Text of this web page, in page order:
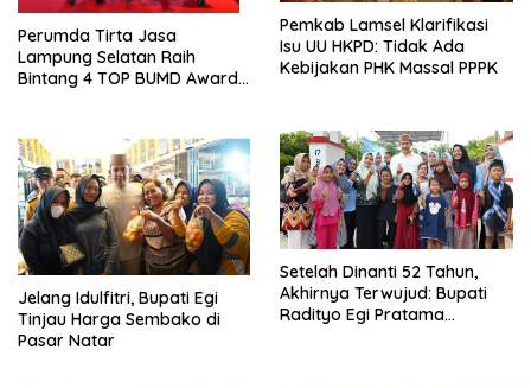
Perumda Tirta Jasa
Lampung Selatan Raih
Bintang 4 TOP BUMD Awards
Pemkab Lamsel Klarifikasi
Isu UU HKPD: Tidak Ada
Kebijakan PHK Massal PPPK
Jelang Idulfitri, Bupati Egi
Tinjau Harga Sembako di
Pasar Natar
Setelah Dinanti 52 Tahun,
Akhirnya Terwujud: Bupati
Radityo Egi Pratama